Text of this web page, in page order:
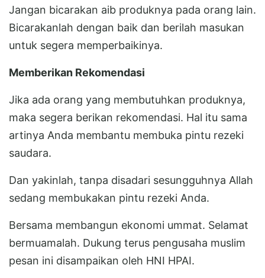
Jangan bicarakan aib produknya pada orang lain.
Bicarakanlah dengan baik dan berilah masukan
untuk segera memperbaikinya.
Memberikan Rekomendasi
Jika ada orang yang membutuhkan produknya,
maka segera berikan rekomendasi. Hal itu sama
artinya Anda membantu membuka pintu rezeki
saudara.
Dan yakinlah, tanpa disadari sesungguhnya Allah
sedang membukakan pintu rezeki Anda.
Bersama membangun ekonomi ummat. Selamat
bermuamalah. Dukung terus pengusaha muslim
pesan ini disampaikan oleh HNI HPAI.